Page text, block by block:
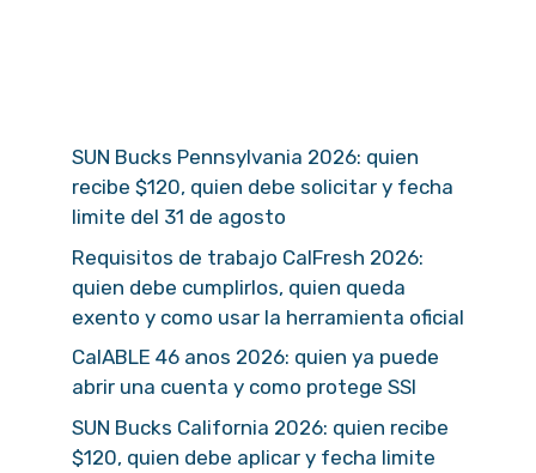
SUN Bucks Pennsylvania 2026: quien
recibe $120, quien debe solicitar y fecha
limite del 31 de agosto
Requisitos de trabajo CalFresh 2026:
quien debe cumplirlos, quien queda
exento y como usar la herramienta oficial
CalABLE 46 anos 2026: quien ya puede
abrir una cuenta y como protege SSI
SUN Bucks California 2026: quien recibe
$120, quien debe aplicar y fecha limite